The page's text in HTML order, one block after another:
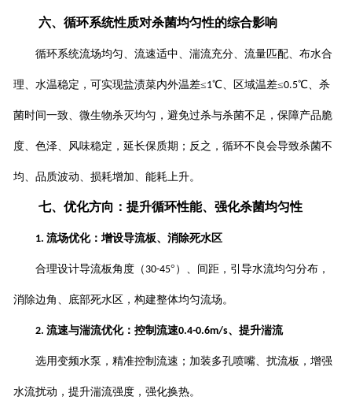
六、循环系统性质对杀菌均匀性的综合影响
循环系统流场均匀、流速适中、湍流充分、流量匹配、布水合
理、水温稳定，可实现盐渍菜内外温差≤1℃、区域温差≤0.5℃、杀
菌时间一致、微生物杀灭均匀，避免过杀与杀菌不足，保障产品脆
度、色泽、风味稳定，延长保质期；反之，循环不良会导致杀菌不
均、品质波动、损耗增加、能耗上升。
七、优化方向：提升循环性能、强化杀菌均匀性
1. 流场优化：增设导流板、消除死水区
合理设计导流板角度（ 30-45°）、间距，引导水流均匀分布，
消除边角、底部死水区，构建整体均匀流场。
2. 流速与湍流优化：控制流速0.4-0.6m/s、提升湍流
选用变频水泵，精准控制流速；加装多孔喷嘴、扰流板，增强
水流扰动，提升湍流强度，强化换热。